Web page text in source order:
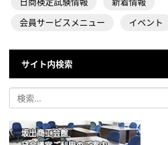
会員サービスメニュー
イベント
サイト内検索